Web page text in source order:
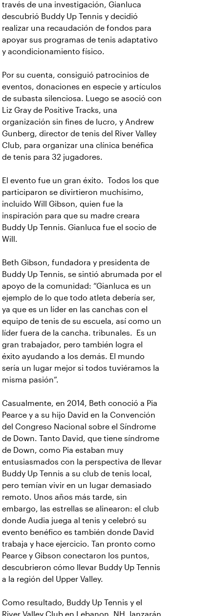
través de una investigación, Gianluca
descubrió Buddy Up Tennis y decidió
realizar una recaudación de fondos para
apoyar sus programas de tenis adaptativo
y acondicionamiento físico.
Por su cuenta, consiguió patrocinios de
eventos, donaciones en especie y artículos
de subasta silenciosa. Luego se asoció con
Liz Gray de Positive Tracks, una
organización sin fines de lucro, y Andrew
Gunberg, director de tenis del River Valley
Club, para organizar una clínica benéfica
de tenis para 32 jugadores.
El evento fue un gran éxito. Todos los que
participaron se divirtieron muchísimo,
incluido Will Gibson, quien fue la
inspiración para que su madre creara
Buddy Up Tennis. Gianluca fue el socio de
Will.
Beth Gibson, fundadora y presidenta de
Buddy Up Tennis, se sintió abrumada por el
apoyo de la comunidad: “Gianluca es un
ejemplo de lo que todo atleta debería ser,
ya que es un líder en las canchas con el
equipo de tenis de su escuela, así como un
líder fuera de la cancha. tribunales. Es un
gran trabajador, pero también logra el
éxito ayudando a los demás. El mundo
sería un lugar mejor si todos tuviéramos la
misma pasión”.
Casualmente, en 2014, Beth conoció a Pia
Pearce y a su hijo David en la Convención
del Congreso Nacional sobre el Síndrome
de Down. Tanto David, que tiene síndrome
de Down, como Pia estaban muy
entusiasmados con la perspectiva de llevar
Buddy Up Tennis a su club de tenis local,
pero temían vivir en un lugar demasiado
remoto. Unos años más tarde, sin
embargo, las estrellas se alinearon: el club
donde Audia juega al tenis y celebró su
evento benéfico es también donde David
trabaja y hace ejercicio. Tan pronto como
Pearce y Gibson conectaron los puntos,
descubrieron cómo llevar Buddy Up Tennis
a la región del Upper Valley.
Como resultado, Buddy Up Tennis y el
River Valley Club en Lebanon, NH, lanzarán